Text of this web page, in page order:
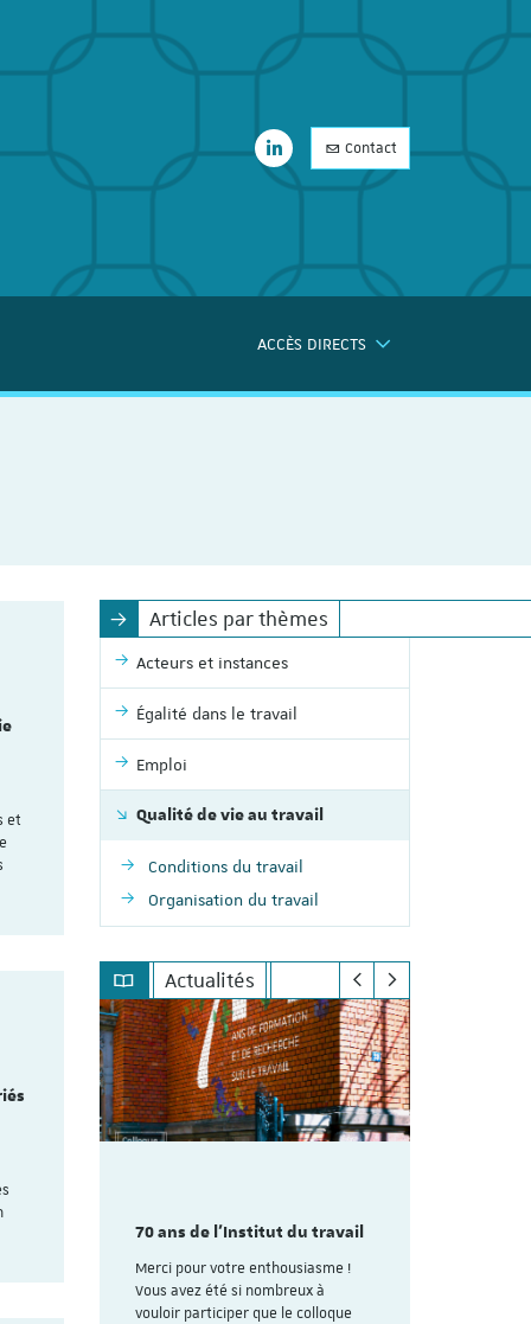
LinkedIn
Contact
ACCÈS DIRECTS
LinkedIn
et
Articles par thèmes
Acteurs et instances
Égalité dans le travail
Emploi
Qualité de vie au travail
Conditions du travail
Organisation du travail
Actualités
du
70 ans de l'Institut du travail
Merci pour votre enthousiasme !
Vous avez été si nombreux à
vouloir participer que le colloque